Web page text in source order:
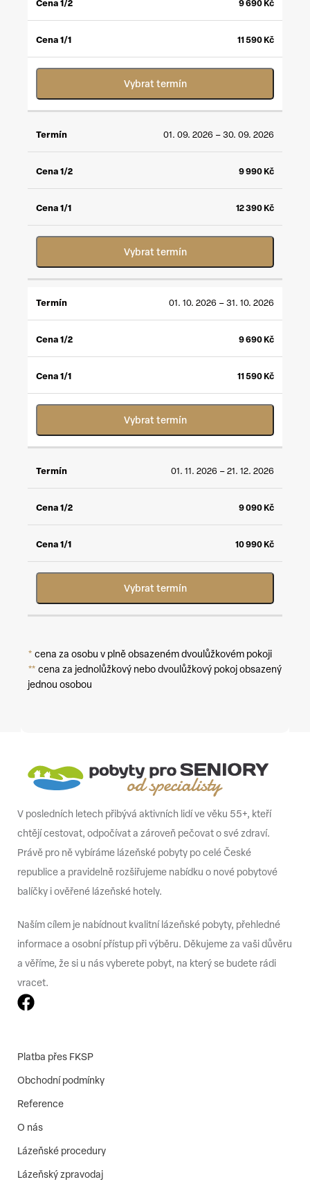
9 690 Kč
11 590 Kč
Vybrat termín
01. 09. 2026 – 30. 09. 2026
9 990 Kč
12 390 Kč
Vybrat termín
01. 10. 2026 – 31. 10. 2026
9 690 Kč
11 590 Kč
Vybrat termín
01. 11. 2026 – 21. 12. 2026
9 090 Kč
10 990 Kč
Vybrat termín
* cena za osobu v plně obsazeném dvoulůžkovém pokoji
** cena za jednolůžkový nebo dvoulůžkový pokoj obsazený
jednou osobou
V posledních letech přibývá aktivních lidí ve věku 55+, kteří
chtějí cestovat, odpočívat a zároveň pečovat o své zdraví.
Právě pro ně vybíráme lázeňské pobyty po celé České
republice a pravidelně rozšiřujeme nabídku o nové pobytové
balíčky i ověřené lázeňské hotely.
Naším cílem je nabídnout kvalitní lázeňské pobyty, přehledné
informace a osobní přístup při výběru. Děkujeme za vaši důvěru
a věříme, že si u nás vyberete pobyt, na který se budete rádi
vracet.
Platba přes FKSP
Obchodní podmínky
Reference
O nás
Lázeňské procedury
Lázeňský zpravodaj